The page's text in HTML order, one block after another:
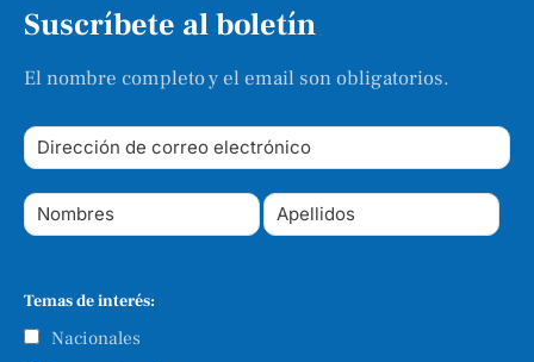
Suscríbete al boletín
El nombre completo y el email son obligatorios.
Temas de interés:
Nacionales